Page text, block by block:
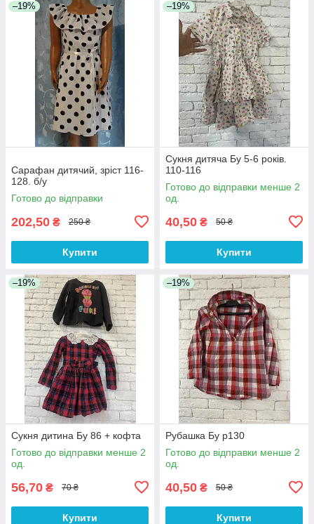
–19%
Сарафан дитячий, зріст 116-
128. б/у
Готово до відправки
202,50 ₴ 250 ₴
Купити
–19%
Сукня дитяча Бу 5-6 років.
110-116
Готово до відправки менше 2
од.
40,50 ₴ 50 ₴
Купити
–19%
Сукня дитина Бу 86 + кофта
Готово до відправки менше 2
од.
56,70 ₴ 70 ₴
Купити
–19%
Рубашка Бу р130
Готово до відправки менше 2
од.
40,50 ₴ 50 ₴
Купити